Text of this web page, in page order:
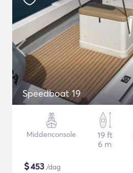
Speedboat 19
Middenconsole
19 ft
6 m
$453 /dag